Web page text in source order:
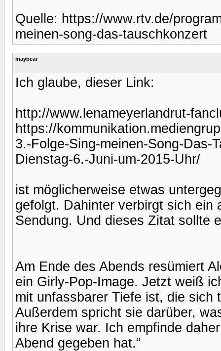
Quelle: https://www.rtv.de/
meinen-song-das-tauschkonzert
maybear
Ich glaube, dieser Link:
http://www.lenameyerlandrut-
https://
3.-Folge-Sing-meinen-Song-Das-
Dienstag-6.-Juni-um-2015-Uhr/
ist möglicherweise etwas
gefolgt. Dahinter verbirgt sich ein
Sendung. Und dieses Zitat sollte
Am Ende des Abends resümiert
ein Girly-Pop-Image. Jetzt weiß
mit unfassbarer Tiefe ist, die
Außerdem spricht sie darüber,
ihre Krise war. Ich empfinde
Abend gegeben hat.“